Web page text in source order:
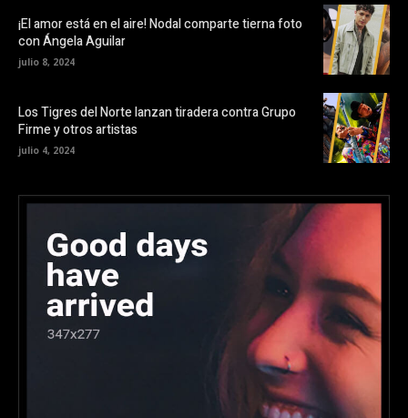
¡El amor está en el aire! Nodal comparte tierna foto
con Ángela Aguilar
julio 8, 2024
Los Tigres del Norte lanzan tiradera contra Grupo
Firme y otros artistas
julio 4, 2024